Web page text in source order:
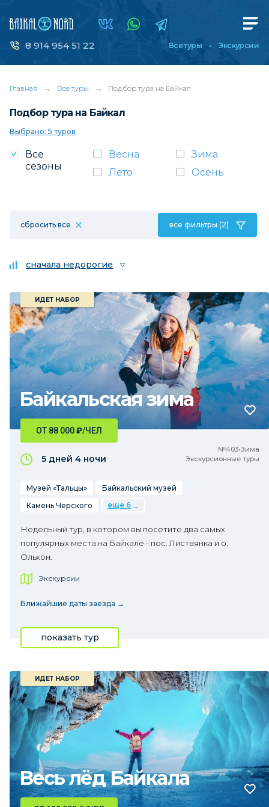
8 914 954 51 22 Все туры Экскурсии
Главная → Все туры → Подбор тура на Байкал
Подбор тура на Байкал
Выбрано: 5 туров
Все
сезоны
Весна
Зима
Лето
Осень
сбросить все все фильтры (2)
сначала недорогие
Байкальская зима
ИДЕТ НАБОР
№403•Зима
Экскурсионные туры
ОТ 88 000₽/ЧЕЛ
5 дней 4 ночи
Музей «Тальцы»
Байкальский музей
Камень Черского
еще 6
Недельный тур, в котором вы посетите два самых
популярных места на Байкале - пос. Листвянка и о.
Ольхон.
Экскурсии
Ближайшие даты заезда →
показать тур
Весь лёд Байкала
ИДЕТ НАБОР